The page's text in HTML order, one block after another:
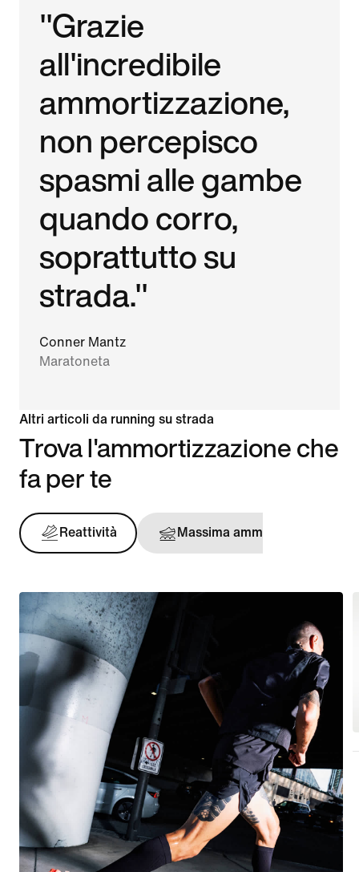
"Grazie
all'incredibile
ammortizzazione,
non percepisco
spasmi alle gambe
quando corro,
soprattutto su
strada."
Conner Mantz
Maratoneta
Altri articoli da running su strada
Trova l'ammortizzazione che
fa per te
Reattività Massima ammortizzazione